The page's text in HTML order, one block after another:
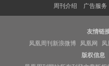
周刊介绍 广告服务
友情链
凤凰周刊新浪微博
凤凰网 凤
版权信息